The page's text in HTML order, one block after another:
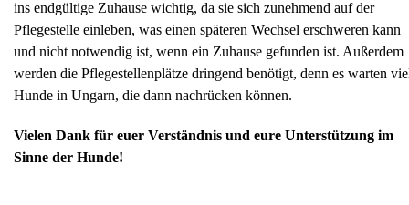
ins endgültige Zuhause wichtig, da sie sich zunehmend auf der
Pflegestelle einleben, was einen späteren Wechsel erschweren kann
und nicht notwendig ist, wenn ein Zuhause gefunden ist. Außerdem
werden die Pflegestellenplätze dringend benötigt, denn es warten
Hunde in Ungarn, die dann nachrücken können.
Vielen Dank für euer Verständnis und eure Unterstützung im
Sinne der Hunde!